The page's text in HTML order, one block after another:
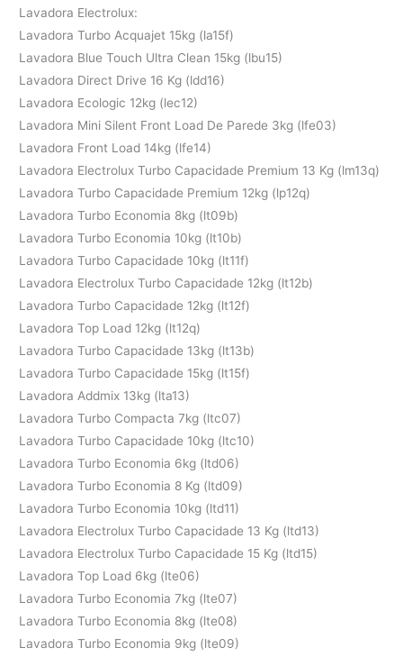
Lavadora Electrolux:
Lavadora Turbo Acquajet 15kg (la15f)
Lavadora Blue Touch Ultra Clean 15kg (lbu15)
Lavadora Direct Drive 16 Kg (ldd16)
Lavadora Ecologic 12kg (lec12)
Lavadora Mini Silent Front Load De Parede 3kg (lfe03)
Lavadora Front Load 14kg (lfe14)
Lavadora Electrolux Turbo Capacidade Premium 13 Kg (lm13q)
Lavadora Turbo Capacidade Premium 12kg (lp12q)
Lavadora Turbo Economia 8kg (lt09b)
Lavadora Turbo Economia 10kg (lt10b)
Lavadora Turbo Capacidade 10kg (lt11f)
Lavadora Electrolux Turbo Capacidade 12kg (lt12b)
Lavadora Turbo Capacidade 12kg (lt12f)
Lavadora Top Load 12kg (lt12q)
Lavadora Turbo Capacidade 13kg (lt13b)
Lavadora Turbo Capacidade 15kg (lt15f)
Lavadora Addmix 13kg (lta13)
Lavadora Turbo Compacta 7kg (ltc07)
Lavadora Turbo Capacidade 10kg (ltc10)
Lavadora Turbo Economia 6kg (ltd06)
Lavadora Turbo Economia 8 Kg (ltd09)
Lavadora Turbo Economia 10kg (ltd11)
Lavadora Electrolux Turbo Capacidade 13 Kg (ltd13)
Lavadora Electrolux Turbo Capacidade 15 Kg (ltd15)
Lavadora Top Load 6kg (lte06)
Lavadora Turbo Economia 7kg (lte07)
Lavadora Turbo Economia 8kg (lte08)
Lavadora Turbo Economia 9kg (lte09)